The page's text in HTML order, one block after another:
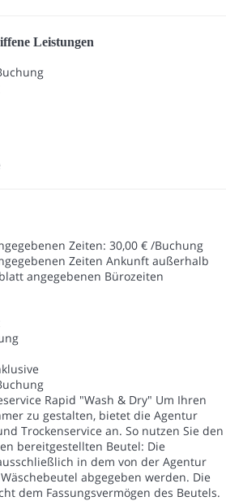
Leistungen
Zeiten: 30,00 € /Buchung
Zeiten Ankunft außerhalb
angegebenen Bürozeiten
Rapid "Wash & Dry" Um Ihren
zu gestalten, bietet die Agentur
Trockenservice an. So nutzen Sie den
bereitgestellten Beutel: Die
in dem von der Agentur
abgegeben werden. Die
dem Fassungsvermögen des Beutels.